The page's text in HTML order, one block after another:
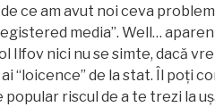
ce am avut noi ceva
media”. Well…
Ilfov nici nu se simte, dacă
“loicence” de la stat. Îl poți
popular riscul de a te trezi la